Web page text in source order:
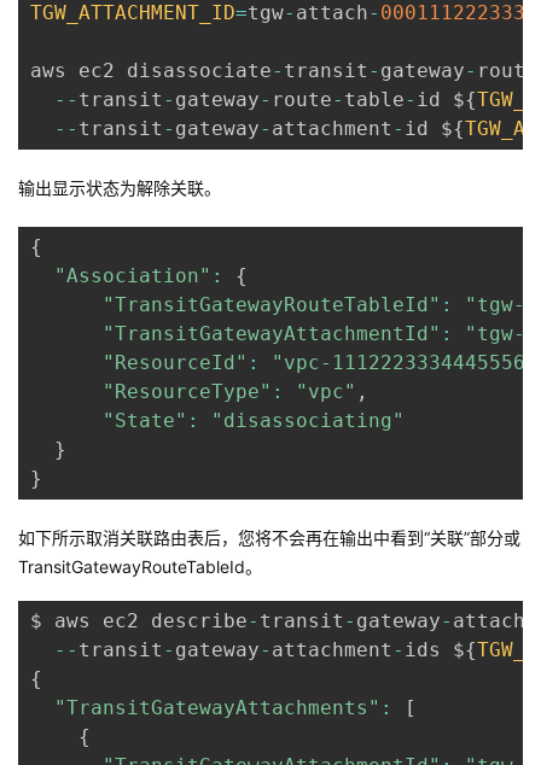
TGW_ATTACHMENT_ID=tgw- attach-
aws ec2 disassociate- transit - gateway- route
-- transit - gateway- route- table- id ${
-- transit - gateway- attachment - id ${
输出显示状态为解除关联。
{
"Association" :
{
"TransitGatewayRouteTableId" :
"tgw-
"TransitGatewayAttachmentId" :
"tgw-
"ResourceId" :
"vpc-
"ResourceType" : "vpc" ,
"State" :
"disassociating"
}
}
如下所示取消关联路由表后，您将不会再在输出中看到“关联”部分或
TransitGatewayRouteTableId。
$ aws ec2 describe- transit - gateway-
-- transit - gateway- attachment - ids ${
{
"TransitGatewayAttachments" :
[
{